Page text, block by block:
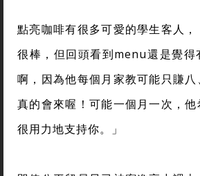
點亮咖啡有很多可愛的學生客人
很棒，但回頭看到menu還是覺得
啊，因為他每個月家教可能只賺
真的會來喔！可能一個月一次，
很用力地支持你。」